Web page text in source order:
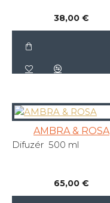
38,00 €
AMBRA & ROSA
Difuzér 500 ml
65,00 €